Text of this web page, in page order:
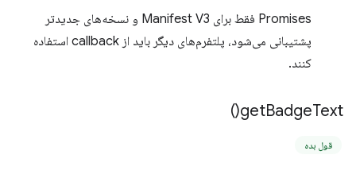
Promises فقط برای Manifest V3 و نسخه‌های جدیدتر
پشتیبانی می‌شود، پلتفرم‌های دیگر باید از callback استفاده
کنند.
getBadgeText(
)
قول بده